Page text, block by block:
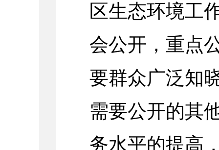
区生态环境工
会公开，重点
要群众广泛知
需要公开的其
务水平的提高